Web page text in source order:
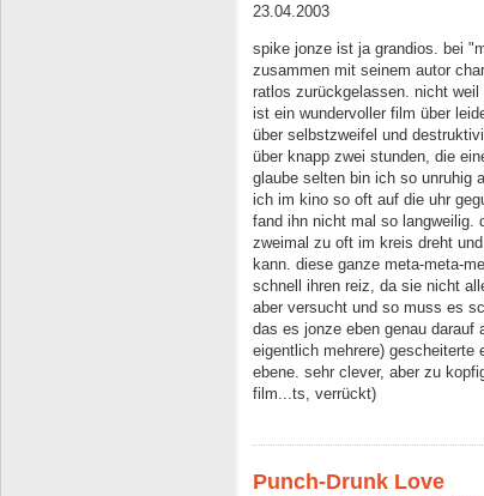
23.04.2003
spike jonze ist ja grandios. bei
zusammen mit seinem autor
ratlos zurückgelassen. nicht
ist ein wundervoller film über
über selbstzweifel und
über knapp zwei stunden, die
glaube selten bin ich so unruhig
ich im kino so oft auf die uhr
fand ihn nicht mal so langweilig.
zweimal zu oft im kreis dreht
kann. diese ganze meta-meta-
schnell ihren reiz, da sie nicht
aber versucht und so muss es
das es jonze eben genau darauf
eigentlich mehrere) gescheiterte
ebene. sehr clever, aber zu
film...ts, verrückt)
Punch-Drunk Love